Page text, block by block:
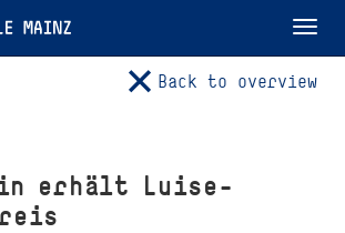
Back to overview
erhält Luise-